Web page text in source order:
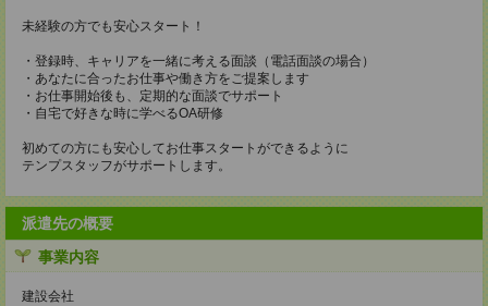
未経験の方でも安心スタート！
・登録時、キャリアを一緒に考える面談（電話面談の場合）
・あなたに合ったお仕事や働き方をご提案します
・お仕事開始後も、定期的な面談でサポート
・自宅で好きな時に学べるOA研修
初めての方にも安心してお仕事スタートができるように
テンプスタッフがサポートします。
派遣先の概要
事業内容
建設会社